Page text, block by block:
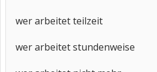
wer arbeitet teilzeit
wer arbeitet stundenweise